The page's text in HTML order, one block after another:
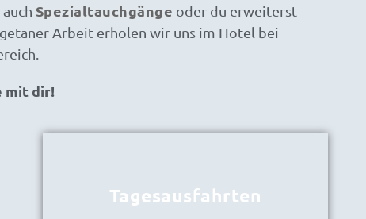
Spezialtauchgänge oder du erweiterst
Arbeit erholen wir uns im Hotel bei
mit dir!
Tagesausfahrten